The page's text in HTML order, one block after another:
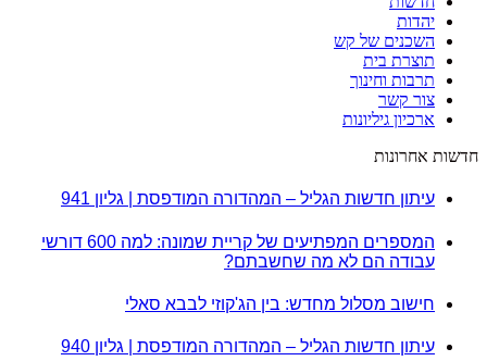
יהדות
השכנים של קש
תוצרת בית
תרבות וחינוך
צור קשר
ארכיון גיליונות
חדשות אחרונות
עיתון חדשות הגליל – המהדורה המודפסת | גליון 941
המספרים המפתיעים של קריית שמונה: למה 600 דורשי
עבודה הם לא מה שחשבתם?
חישוב מסלול מחדש: בין הג'קוזי לבבא סאלי
עיתון חדשות הגליל – המהדורה המודפסת | גליון 940